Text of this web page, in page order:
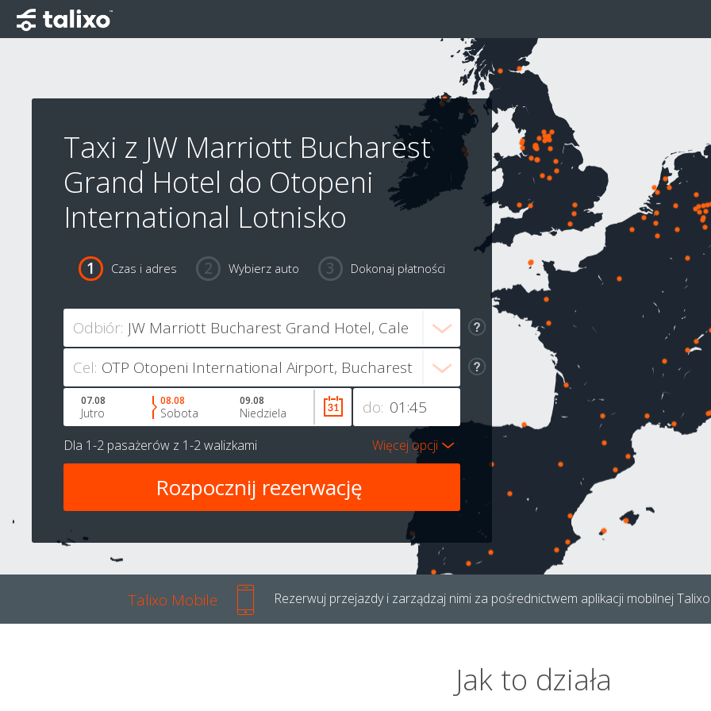
Taxi z JW Marriott Bucharest
Grand Hotel do Otopeni
International Lotnisko
Czas i adres Wybierz auto Dokonaj płatności
Odbiór:
Cel:
do:
07.08
Jutro
08.08
Sobota
09.08
Niedziela
Dla 1-2 pasażerów z 1-2 walizkami Więcej opcji
Talixo Mobile Rezerwuj przejazdy i zarządzaj nimi za pośrednictwem aplikacji mobilnej
Jak to działa